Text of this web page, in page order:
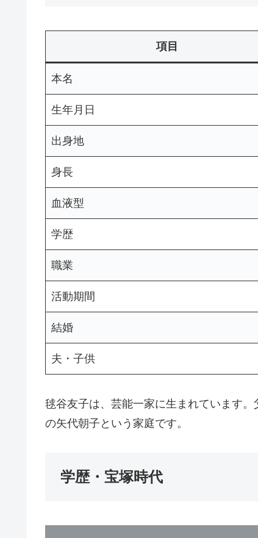
項目
本名
生年月日
出身地
身長
血液型
学歴
職業
活動期間
結婚
夫・子供
毬谷友子は、芸能一家に生まれています
の矢代朝子という家庭です。
学歴・宝塚時代